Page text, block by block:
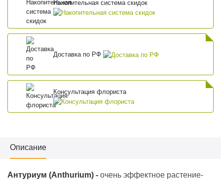
Накопительная система скидок
Доставка по РФ
Консультация флориста
Описание
Антуриум (Anthurium) - очень эффектное растение-